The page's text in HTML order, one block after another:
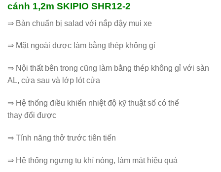
cánh 1,2m SKIPIO SHR12-2
⇒ Bàn chuẩn bị salad với nắp đậy mui xe
⇒ Mặt ngoài được làm bằng thép không gỉ
⇒ Nội thất bên trong cũng làm bằng thép không gỉ với sàn
AL, cửa sau và lớp lót cửa
⇒ Hệ thống điều khiển nhiệt độ kỹ thuật số có thể
thay đổi được
⇒ Tính năng thở trước tiên tiến
⇒ Hệ thống ngưng tụ khí nóng, làm mát hiệu quả